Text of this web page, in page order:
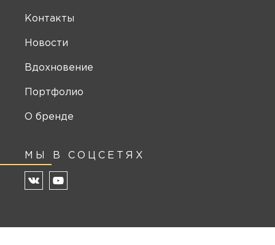
Контакты
Новости
Вдохновение
Портфолио
О бренде
МЫ В СОЦСЕТЯХ